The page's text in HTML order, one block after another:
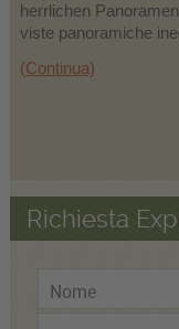
herrlichen
viste panoramiche
(Continua)
Richiesta